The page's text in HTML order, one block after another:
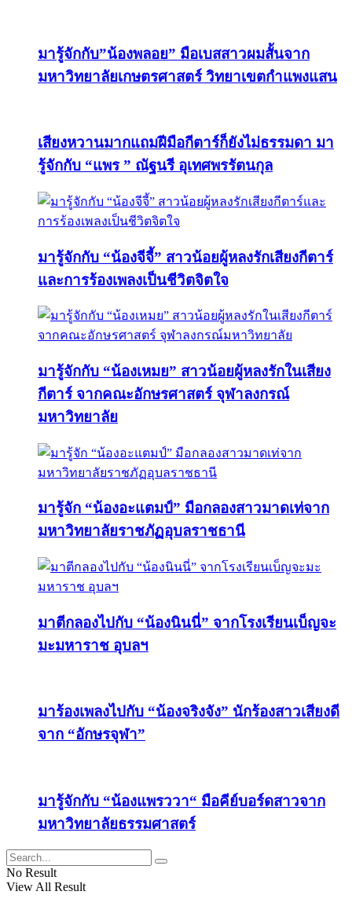
มารู้จักกับ”น้องพลอย” มือเบสสาวผมสั้นจาก
มหาวิทยาลัยเกษตรศาสตร์ วิทยาเขตกำแพงแสน
เสียงหวานมากแถมฝีมือกีตาร์ก็ยังไม่ธรรมดา มา
รู้จักกับ “แพร ” ณัฐนรี อุเทศพรรัตนกุล
มารู้จักกับ “น้องจีจี้” สาวน้อยผู้หลงรักเสียงกีตาร์
และการร้องเพลงเป็นชีวิตจิตใจ
มารู้จักกับ “น้องเหมย” สาวน้อยผู้หลงรักในเสียง
กีตาร์ จากคณะอักษรศาสตร์ จุฬาลงกรณ์
มหาวิทยาลัย
มารู้จัก “น้องอะแตมป์” มือกลองสาวมาดเท่จาก
มหาวิทยาลัยราชภัฏอุบลราชธานี
มาตีกลองไปกับ “น้องนินนี่” จากโรงเรียนเบ็ญจะ
มะมหาราช อุบลฯ
มาร้องเพลงไปกับ “น้องจริงจัง” นักร้องสาวเสียงดี
จาก “อักษรจุฬา”
มารู้จักกับ “น้องแพรววา“ มือคีย์บอร์ดสาวจาก
มหาวิทยาลัยธรรมศาสตร์
No Result
View All Result